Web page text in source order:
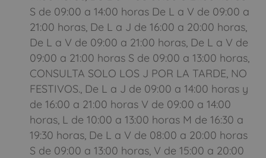
S de 09:00 a 14:00 horas De L a V de 09:00 a
21:00 horas, De L a J de 16:00 a 20:00 horas,
De L a V de 09:00 a 21:00 horas, De L a V de
09:00 a 21:00 horas S de 09:00 a 13:00 horas,
CONSULTA SOLO LOS J POR LA TARDE, NO
FESTIVOS., De L a J de 09:00 a 14:00 horas y
de 16:00 a 21:00 horas V de 09:00 a 14:00
horas, L de 10:00 a 13:00 horas M de 16:30 a
19:30 horas, De L a V de 08:00 a 20:00 horas
S de 09:00 a 13:00 horas, V de 15:00 a 20:00